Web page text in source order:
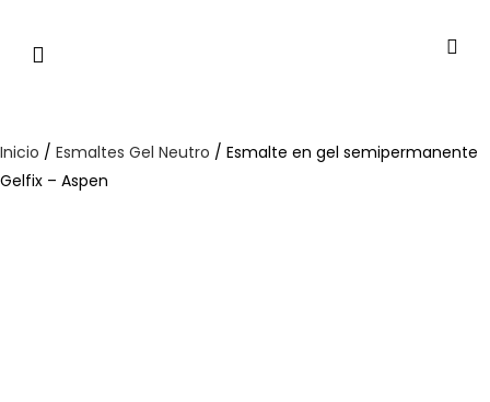
Inicio / Esmaltes Gel Neutro / Esmalte en gel semipermanente
Gelfix – Aspen